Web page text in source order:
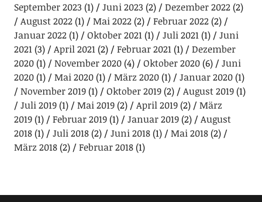
September 2023 (1) Juni 2023 (2) Dezember 2022(2)
August 2022(1) Mai 2022(2) Februar 2022(2)
Januar 2022(1) Oktober 2021(1) Juli 2021(1)
Juni
2021(3) April 2021(2) Februar 2021(1)
Dezember
2020(1) November 2020(4) Oktober 2020(6)
Juni
2020(1) Mai 2020(1) März 2020(1) Januar 2020(1)
November 2019(1) Oktober 2019(2) August 2019(1)
Juli 2019(1) Mai 2019(2) April 2019(2)
März
2019(1) Februar 2019(1) Januar 2019(2)
August
2018(1) Juli 2018(2) Juni 2018(1) Mai 2018(2)
März 2018(2) Februar 2018(1)